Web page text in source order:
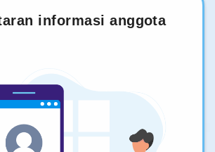
informasi anggota